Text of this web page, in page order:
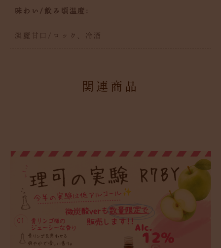
味わい/飲み頃温度:
淡麗甘口/ロック、冷酒
関連商品